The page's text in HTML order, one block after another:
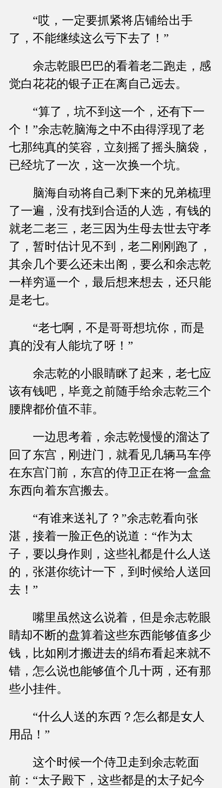
“哎，一定要抓紧将店铺给出手
了，不能继续这么亏下去了！”
余志乾眼巴巴的看着老二跑走，感
觉白花花的银子正在离自己远去。
“算了，坑不到这一个，还有下一
个！”余志乾脑海之中不由得浮现了老
七那纯真的笑容，立刻摇了摇头脑袋，
已经坑了一次，这一次换一个坑。
脑海自动将自己剩下来的兄弟梳理
了一遍，没有找到合适的人选，有钱的
就老二老三，老三因为生母去世去守孝
了，暂时估计见不到，老二刚刚跑了，
其余几个要么还未出阁，要么和余志乾
一样穷逼一个，最后想来想去，还只能
是老七。
“老七啊，不是哥哥想坑你，而是
真的没有人能坑了呀！”
余志乾的小眼睛眯了起来，老七应
该有钱吧，毕竟之前随手给余志乾三个
腰牌都价值不菲。
一边思考着，余志乾慢慢的溜达了
回了东宫，刚进门，就看见几辆马车停
在东宫门前，东宫的侍卫正在将一盒盒
东西向着东宫搬去。
“有谁来送礼了？”余志乾看向张
湛，接着一脸正色的说道：“作为太
子，要以身作则，这些礼都是什么人送
的，张湛你统计一下，到时候给人送回
去！”
嘴里虽然这么说着，但是余志乾眼
睛却不断的盘算着这些东西能够值多少
钱，比如刚才搬进去的绢布看起来就不
错，怎么说也能够值个几十两，还有那
些小挂件。
“什么人送的东西？怎么都是女人
用品！”
这个时候一个侍卫走到余志乾面
前：“太子殿下，这些都是的太子妃今